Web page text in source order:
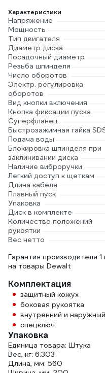
Характеристики
Напряжение
Мощность
Тип двигателя
Диаметр диска
Посадочный диаметр
Резьба шпинделя
Число оборотов
Электр. регулировка
оборотов
Вид кнопки включения
Кнопка фиксации пуска
Суперфланец
Быстрозажимная гайка
Подача воды
Блокировка шпинделя при
заклинивании диска
Наличие виброручки
Легкий доступ к щеткам
Длина кабеля
Плавный пуск
Упаковка
Диск в комплекте
Количество положений
рукоятки
Вес нетто
Гарантия производителя 1
на товары Dewalt
Комплектация
защитный кожух
боковая рукоятка
внутренний и
спецключ
Упаковка
Единица товара: Штука
Вес, кг: 6.303
Длина, мм: 560